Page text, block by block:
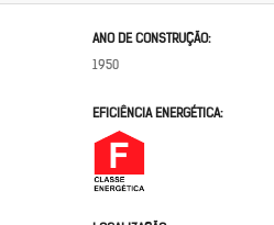
ANO DE CONSTRUÇÃO:
1950
EFICIÊNCIA ENERGÉTICA: